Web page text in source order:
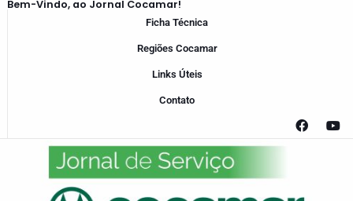
Bem-Vindo, ao Jornal Cocamar!
Ficha Técnica
Regiões Cocamar
Links Úteis
Contato